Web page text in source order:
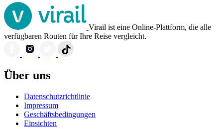
Virail ist eine Online-Plattform, die alle
verfügbaren Routen für Ihre Reise vergleicht.
Über uns
Datenschutzrichtlinie
Impressum
Geschäftsbedingungen
Einsichten